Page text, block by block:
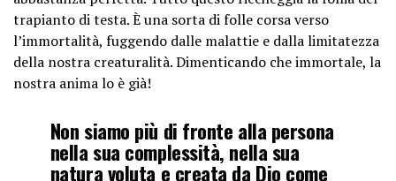
trapianto di testa. È una sorta di folle corsa verso
l’immortalità, fuggendo dalle malattie e dalla limitatezza
della nostra creaturalità. Dimenticando che immortale, la
nostra anima lo è già!
Non siamo più di fronte alla persona
nella sua complessità, nella sua
natura voluta e creata da Dio come